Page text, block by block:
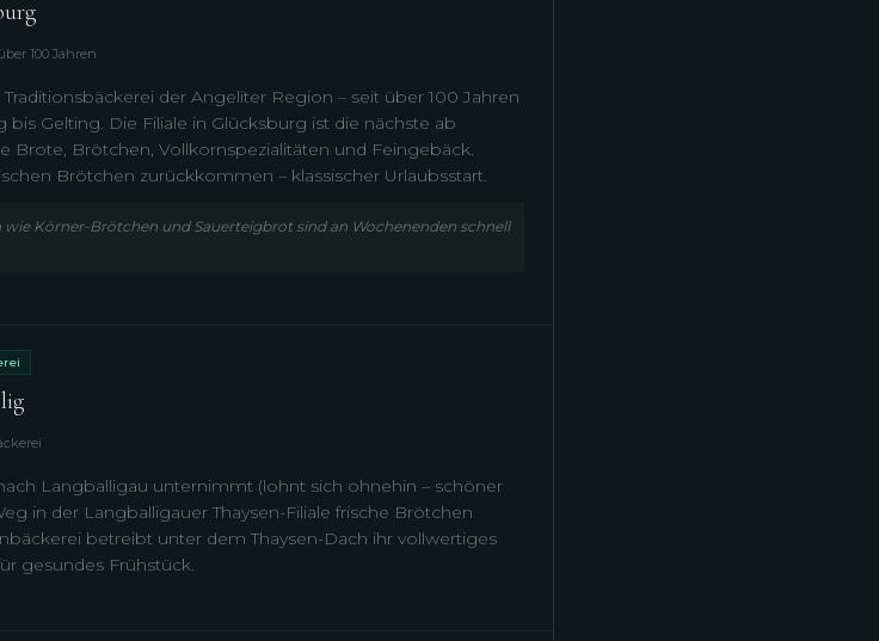
100 Jahren
der Angeliter Region – seit über 100 Jahren
Gelting. Die Filiale in Glücksburg ist die nächste ab
Brote, Brötchen, Vollkornspezialitäten und Feingebäck.
Brötchen zurückkommen – klassischer Urlaubsstart.
Körner-Brötchen und Sauerteigbrot sind an Wochenenden schnell
Langballigau unternimmt (lohnt sich ohnehin – schöner
in der Langballigauer Thaysen-Filiale frische Brötchen
betreibt unter dem Thaysen-Dach ihr vollwertiges
gesundes Frühstück.